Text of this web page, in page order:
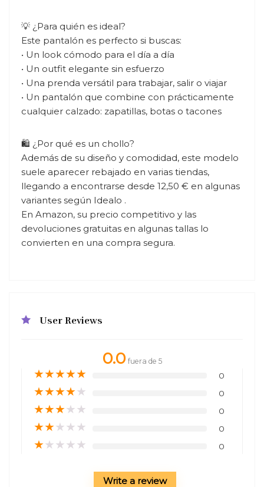
💡 ¿Para quién es ideal?
Este pantalón es perfecto si buscas:
• Un look cómodo para el día a día
• Un outfit elegante sin esfuerzo
• Una prenda versátil para trabajar, salir o viajar
• Un pantalón que combine con prácticamente
cualquier calzado: zapatillas, botas o tacones
🛍️ ¿Por qué es un chollo?
Además de su diseño y comodidad, este modelo
suele aparecer rebajado en varias tiendas,
llegando a encontrarse desde 12,50 € en algunas
variantes según Idealo .
En Amazon, su precio competitivo y las
devoluciones gratuitas en algunas tallas lo
convierten en una compra segura.
User Reviews
0.0 fuera de 5
★★★★★ 0
★★★★★ 0
★★★★★ 0
★★★★★ 0
★★★★★ 0
Write a review